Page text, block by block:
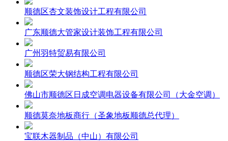
顺德区杏文装饰设计工程有限公司
广东顺德大管家设计装饰工程有限公司
广州羽特贸易有限公司
顺德区荣大钢结构工程有限公司
佛山市顺德区日成空调电器设备有限公司（大金空调）
顺德莫奈地板商行（圣象地板顺德总代理）
宝联木器制品（中山）有限公司